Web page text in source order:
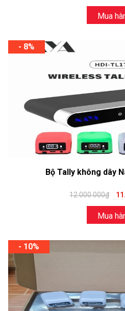
Mua
- 8%
Bộ Tally không dây
12.000.000₫
Mua
- 10%